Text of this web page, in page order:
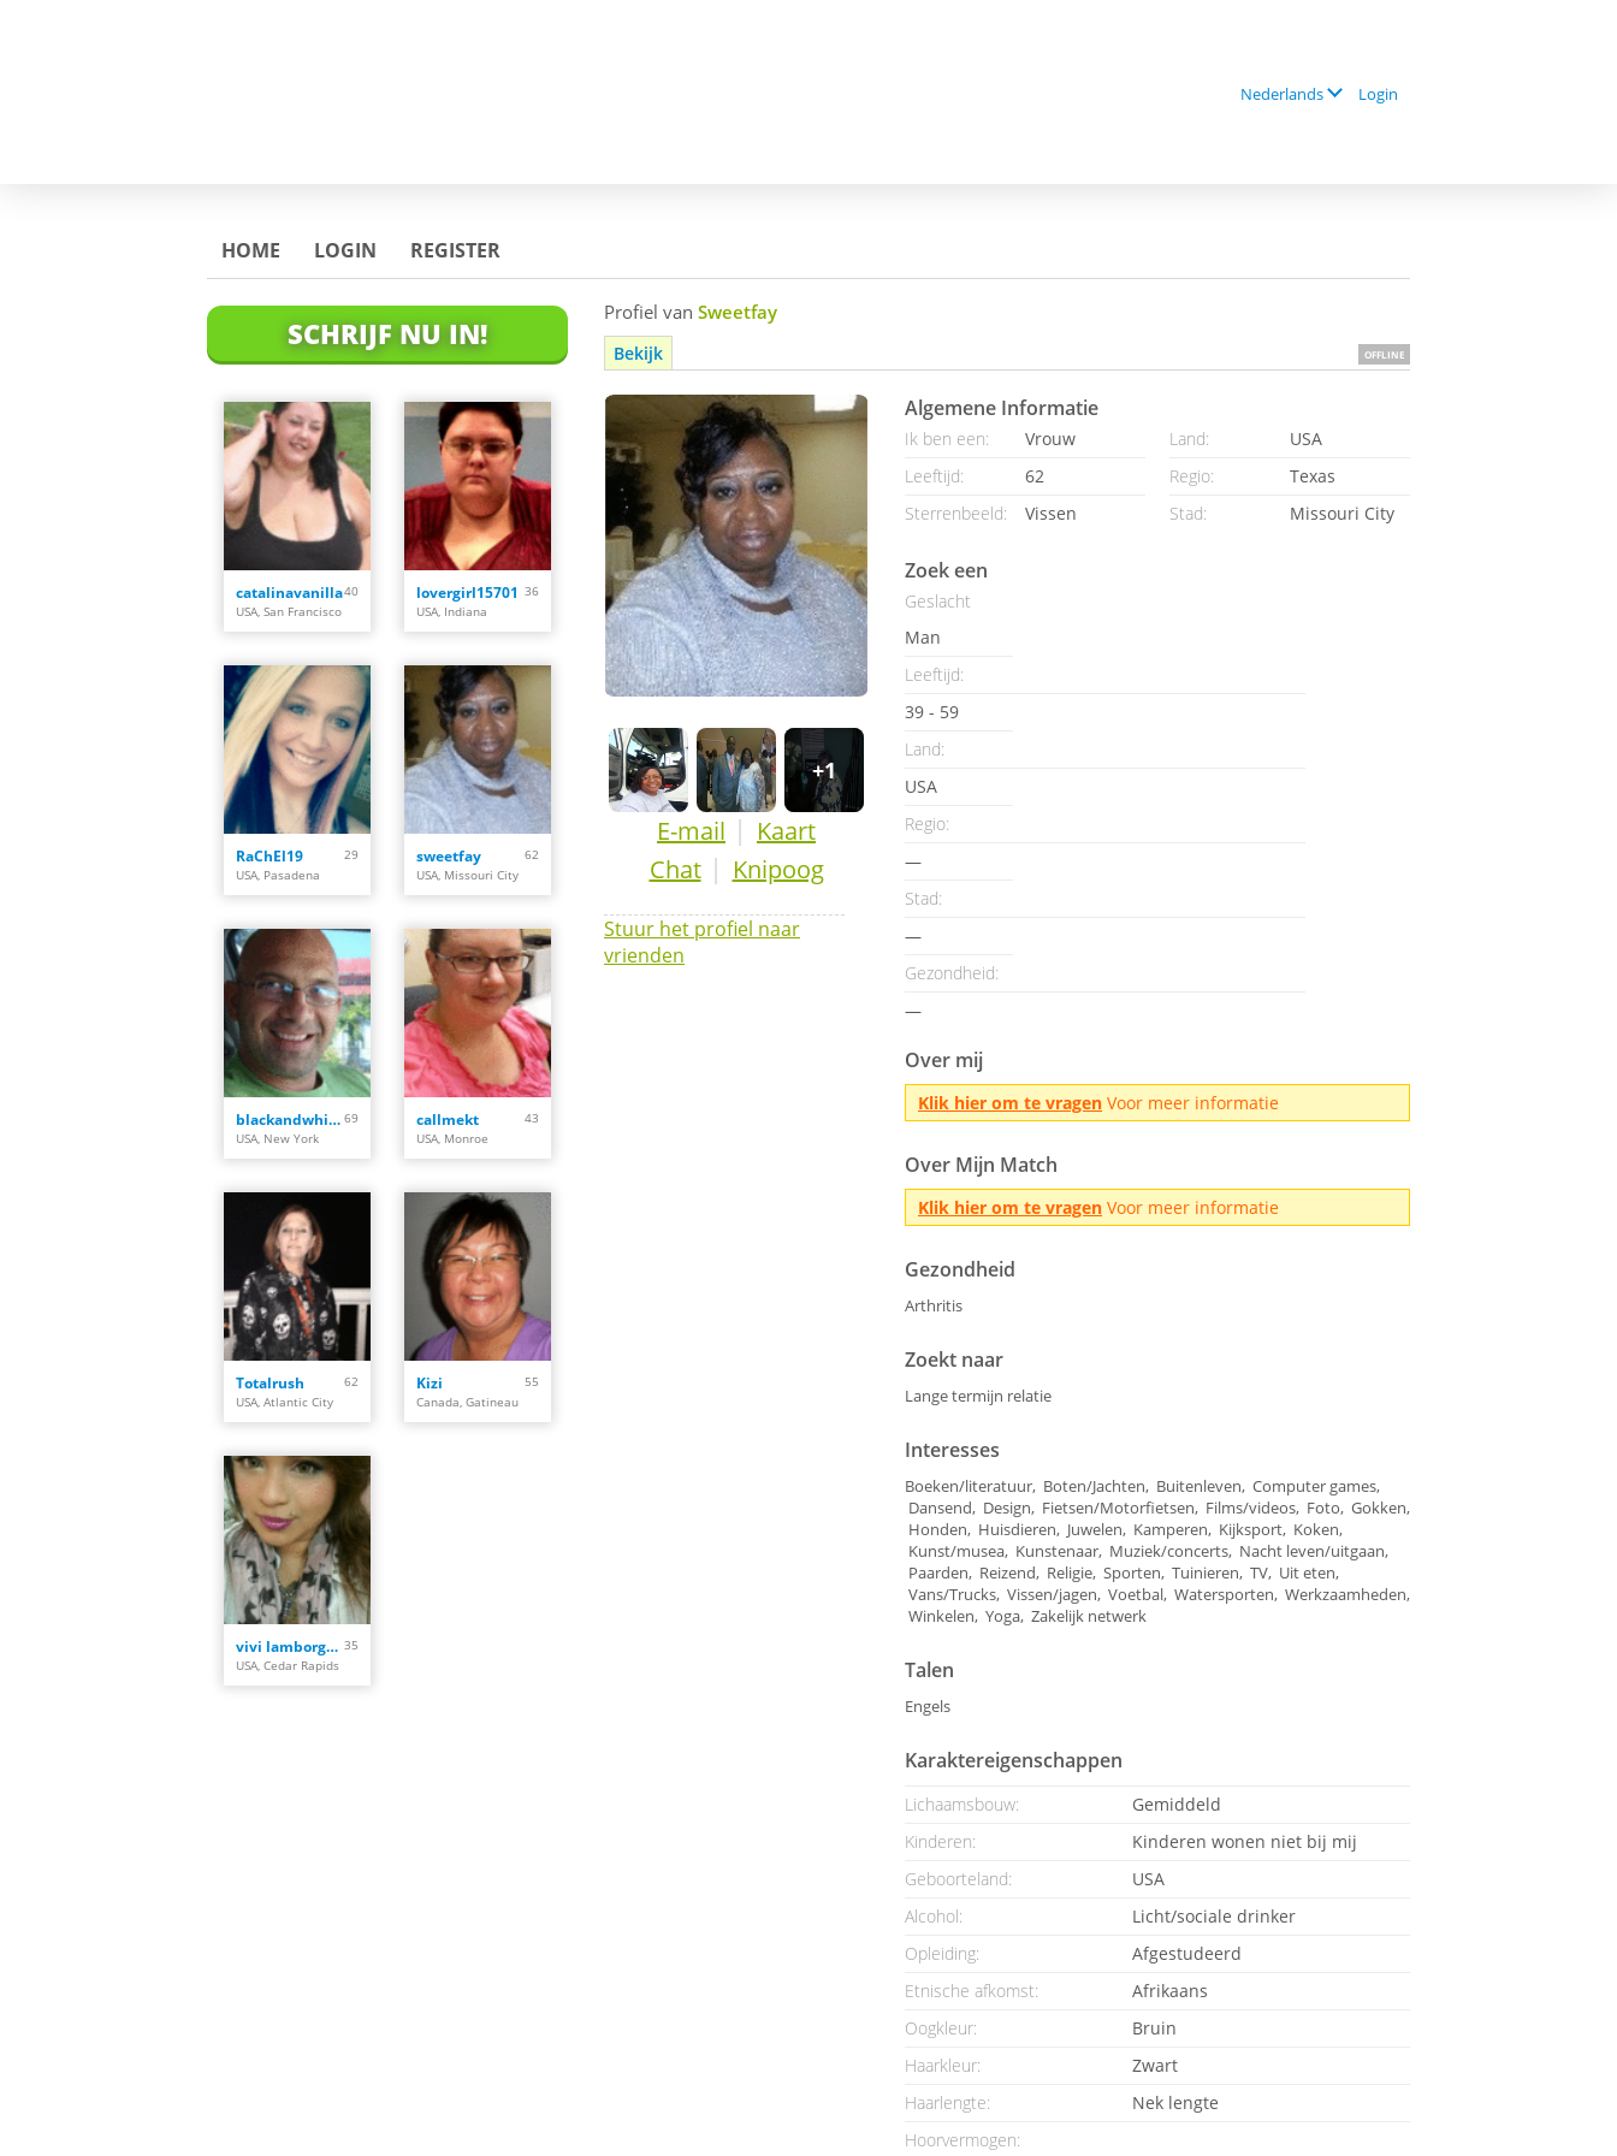
Nederlands Login
HOME LOGIN REGISTER
SCHRIJF NU IN!
catalinavanilla40
USA, San Francisco
lovergirl15701 36
USA, Indiana
RaChEl19
29
USA, Pasadena
sweetfay
62
USA, Missouri City
blackandwhite102 69
USA, New York
callmekt
43
USA, Monroe
Totalrush
62
USA, Atlantic City
Kizi
55
Canada, Gatineau
vivi lamborghini 35
USA, Cedar Rapids
Profiel van Sweetfay
Bekijk OFFLINE
+1
E-mail | Kaart
Chat| Knipoog
Stuur het profiel naar
vrienden
Algemene Informatie
Ik ben een:
Vrouw
Leeftijd:
62
Sterrenbeeld:
Vissen
Land:
USA
Regio:
Texas
Stad:
Missouri City
Zoek een
Geslacht
Man
Leeftijd:
39 - 59
Land:
USA
Regio:
—
Stad:
—
Gezondheid:
—
Over mij
Klik hier om te vragen Voor meer informatie
Over Mijn Match
Klik hier om te vragen Voor meer informatie
Gezondheid
Arthritis
Zoekt naar
Lange termijn relatie
Interesses
Boeken/literatuur, Boten/Jachten, Buitenleven, Computer games,
Dansend, Design, Fietsen/Motorfietsen, Films/videos, Foto, Gokken,
Honden, Huisdieren, Juwelen, Kamperen, Kijksport, Koken,
Kunst/musea, Kunstenaar, Muziek/concerts, Nacht leven/uitgaan,
Paarden, Reizend, Religie, Sporten, Tuinieren, TV, Uit eten,
Vans/Trucks, Vissen/jagen, Voetbal, Watersporten, Werkzaamheden,
Winkelen, Yoga, Zakelijk netwerk
Talen
Engels
Karaktereigenschappen
Lichaamsbouw:
Gemiddeld
Kinderen:
Kinderen wonen niet bij mij
Geboorteland:
USA
Alcohol:
Licht/sociale drinker
Opleiding:
Afgestudeerd
Etnische afkomst:
Afrikaans
Oogkleur:
Bruin
Haarkleur:
Zwart
Haarlengte:
Nek lengte
Hoorvermogen: